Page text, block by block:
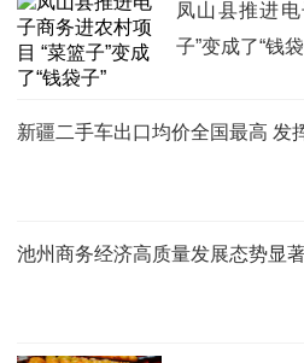
凤山县推进
子”变成了“钱
新疆二手车出口均价全国最高 发
池州商务经济高质量发展态势显